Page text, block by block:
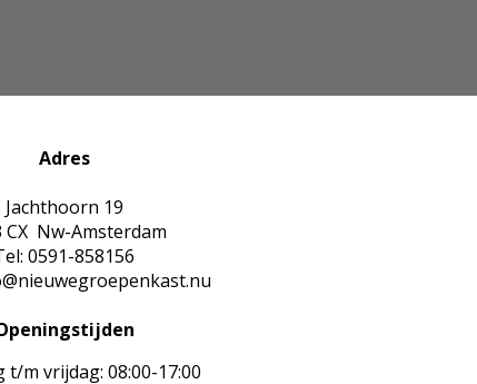
Adres
Jachthoorn 19
CX Nw-Amsterdam
0591-858156
t/m vrijdag: 08:00-17:00